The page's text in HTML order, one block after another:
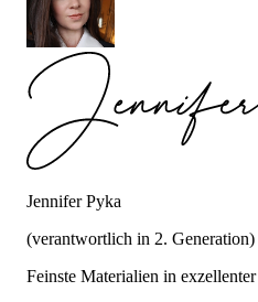
Jennifer Pyka
(verantwortlich in 2. Generation)
Feinste Materialien in